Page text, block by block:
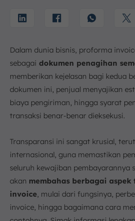
Mendalam
7. Sertakan Syarat, Ketentuan,
Apa Saja Komponen Proforma
1. Nama dan Alamat Penjual
2. Deskripsi Barang atau
3. Jumlah, Harga Satuan, dan
5. Nomor Proforma Invoice
Penerbitan
Kapan Faktur Proforma
1. Transaksi Internasional
2. Pembayaran Uang Muka
3. Tahap Awal Transaksi
Dalam dunia bisnis, proforma
sebagai dokumen penagihan
memberikan kejelasan bagi kedua
dokumen ini, penjual menyajikan
biaya pengiriman, hingga syarat
transaksi benar-benar dieksekusi.
Transparansi ini sangat krusial,
internasional, guna memastikan
seluruh kewajiban pembayarannya
akan membahas berbagai
invoice, mulai dari fungsinya,
invoice, hingga bagaimana cara